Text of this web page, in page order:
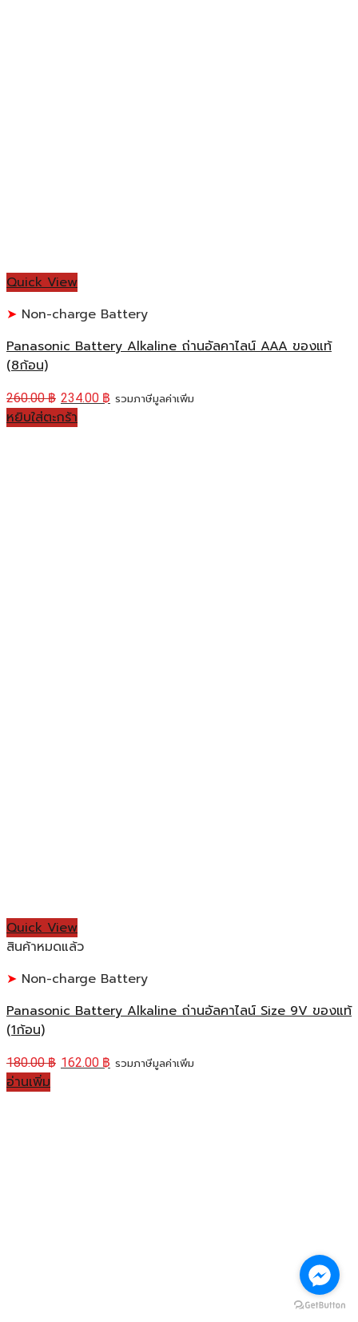
Quick View
Non-charge Battery
Panasonic Battery Alkaline ถ่านอัลคาไลน์ AAA ของแท้
(8ก้อน)
260.00฿ 234.00 ฿ รวมภาษีมูลค่าเพิ่ม
หยิบใส่ตะกร้า
Quick View
สินค้าหมดแล้ว
Non-charge Battery
Panasonic Battery Alkaline ถ่านอัลคาไลน์ Size 9V ของแท้
(1ก้อน)
180.00฿ 162.00 ฿ รวมภาษีมูลค่าเพิ่ม
อ่านเพิ่ม